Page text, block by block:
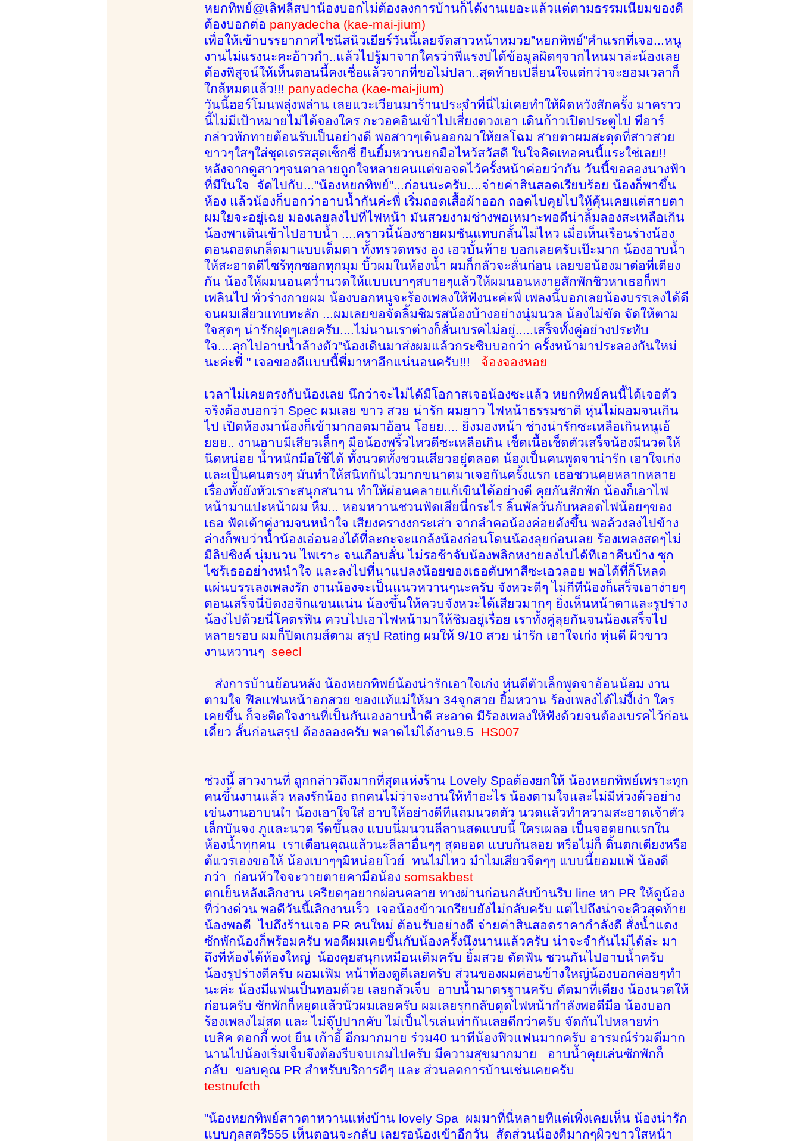
หยกทิพย์@เลิฟลี่สปาน้องบอกไม่ต้องลงการบ้านก็ได้งานเยอะแล้วแต่ตามธรรมเนียมของดี
ต้องบอกต่อ panyadecha (kae-mai-jium)
เพื่อให้เข้าบรรยากาศไชนีสนิวเยียร์วันนี้เลยจัดสาวหน้าหมวย”หยกทิพย์”คำแรกที่เจอ...หนู
งานไม่แรงนะคะอ้าวกำ..แล้วไปรู้มาจากใครว่าพี่แรงปได้ข้อมูลผิดๆจากไหนมาล่ะน้องเลย
ต้องพิสูจน์ให้เห็นตอนนี้คงเชื่อแล้วจากที่ขอไม่ปลา..สุดท้ายเปลี่ยนใจแต่กว่าจะยอมเวลาก็
ใกล้หมดแล้ว!!! panyadecha (kae-mai-jium)
วันนี้ฮอร์โมนพลุ่งพล่าน เลยแวะเวียนมาร้านประจำที่นี่ไม่เคยทำให้ผิดหวังสักครั้ง มาคราว
นี้ไม่มีเป้าหมายไม่ได้จองใคร กะวอคอินเข้าไปเสี่่ยงดวงเอา เดินก้าวเปิดประตูไป พีอาร์
กล่าวทักทายต้อนรับเป็นอย่างดี พอสาวๆเดินออกมาให้ยลโฉม สายตาผมสะดุดที่สาวสวย
ขาวๆใสๆใส่ชุดเดรสสุดเซ็กซี่ ยืนยิ้มหวานยกมือไหว้สวัสดี ในใจคิดเทอคนนี้แระใช่เลย!!
หลังจากดูสาวๆจนตาลายถูกใจหลายคนแต่ขอจดไว้ครั้งหน้าค่อยว่ากัน วันนี้ขอลองนางฟ้า
ที่มีในใจ จัดไปกับ..."น้องหยกทิพย์"...ก่อนนะครับ....จ่ายค่าสินสอดเรียบร้อย น้องก็พาขึ้น
ห้อง แล้วน้องก็บอกว่าอาบน้ำกันค่ะพี่ เริ่มถอดเสื้อผ้าออก ถอดไปคุยไปให้คุ้นเคยแต่สายตา
ผมใยจะอยู่เฉย มองเลยลงไปที่ไฟหน้า มันสวยงามช่างพอเหมาะพอดีน่าลิ้มลองสะเหลือเกิน
น้องพาเดินเข้าไปอาบน้ำ ....คราวนี้น้องชายผมชันแทบกลั้นไม่ไหว เมื่อเห็นเรือนร่างน้อง
ตอนถอดเกล็ดมาแบบเต็มตา ทั้งทรวดทรง อง เอวบั้นท้าย บอกเลยครับเป๊ะมาก น้องอาบน้ำ
ให้สะอาดดีไซร้ทุกซอกทุกมุม บิ้วผมในห้องน้ำ ผมก็กลัวจะลั่นก่อน เลยขอน้องมาต่อที่เตียง
กัน น้องให้ผมนอนคว่ำนวดให้แบบเบาๆสบายๆแล้วให้ผมนอนหงายสักพักชิวหาเธอก็พา
เพลินไป ทั่วร่างกายผม น้องบอกหนูจะร้องเพลงให้ฟังนะค่ะพี่ เพลงนี้บอกเลยน้องบรรเลงได้ดี
จนผมเสียวแทบทะลัก ...ผมเลยขอจัดลิ้มชิมรสน้องบ้างอย่างนุ่มนวล น้องไม่ขัด จัดให้ตาม
ใจสุดๆ น่ารักฝุดๆเลยครับ....ไม่นานเราต่างก็ลั่นเบรคไม่อยู่.....เสร็จทั้งคู่อย่างประทับ
ใจ....ลุกไปอาบน้ำล้างตัว"น้องเดินมาส่งผมแล้วกระซิบบอกว่า ครั้งหน้ามาประลองกันใหม่
นะค่ะพี่ " เจอของดีแบบนี้พี่มาหาอีกแน่นอนครับ!!!
จ้องจองหอย
เวลาไม่เคยตรงกับน้องเลย นึกว่าจะไม่ได้มีโอกาสเจอน้องซะแล้ว หยกทิพย์คนนี้ได้เจอตัว
จริงต้องบอกว่า Spec ผมเลย ขาว สวย น่ารัก ผมยาว ไฟหน้าธรรมชาติ หุ่นไม่ผอมจนเกิน
ไป เปิดห้องมาน้องก็เข้ามากอดมาอ้อน โอยย.... ยิ่งมองหน้า ช่างน่ารักซะเหลือเกินหนูเอ้
ยยย.. งานอาบมีเสียวเล็กๆ มือน้องพริ้วไหวดีซะเหลือเกิน เช็ดเนื้อเช็ดตัวเสร็จน้องมีนวดให้
นิดหน่อย น้ำหนักมือใช้ได้ ทั้งนวดทั้งชวนเสียวอยู่ตลอด น้องเป็นคนพูดจาน่ารัก เอาใจเก่ง
และเป็นคนตรงๆ มันทำให้สนิทกันไวมากขนาดมาเจอกันครั้งแรก เธอชวนคุยหลากหลาย
เรื่องทั้งยังหัวเราะสนุกสนาน ทำให้ผ่อนคลายแก้เขินได้อย่างดี คุยกันสักพัก น้องก็เอาไฟ
หน้ามาแปะหน้าผม หืม... หอมหวานชวนฟัดเสียนี่กระไร ลิ้นพัลวันกับหลอดไฟน้อยๆของ
เธอ ฟัดเต้าคู่งามจนหนำใจ เสียงครางงกระเส่า จากลำคอน้องค่อยดังขึ้น พอล้วงลงไปข้าง
ล่างก็พบว่าน้ำน้องเอ่อนองได้ที่ละกะจะแกล้งน้องก่อนโดนน้องลุยก่อนเลย ร้องเพลงสดๆไม่
มีลิปซิงค์ นุ่มนวน ไพเราะ จนเกือบลั่น ไม่รอช้าจับน้องพลิกหงายลงไปได้ทีเอาคืนบ้าง ซุก
ไซร้เธออย่างหนำใจ และลงไปที่นาแปลงน้อยของเธอตับทาสีซะเอวลอย พอได้ที่ก็โหลด
แผ่นบรรเลงเพลงรัก งานน้องจะเป็นแนวหวานๆนะครับ จังหวะดีๆ ไม่กี่ทีน้องก็เสร็จเอาง่ายๆ
ตอนเสร็จนี่บิดงอจิกแขนแน่น น้องขึ้นให้ควบจังหวะได้เสียวมากๆ ยิ่งเห็นหน้าตาและรูปร่าง
น้องไปด้วยนี่โคตรฟิน ควบไปเอาไฟหน้ามาให้ชิมอยู่เรื่อย เราทั้งคู่ลุยกันจนน้องเสร็จไป
หลายรอบ ผมก็ปิดเกมส์ตาม สรุป Rating ผมให้ 9/10 สวย น่ารัก เอาใจเก่ง หุ่นดี ผิวขาว
งานหวานๆ seecl
ส่งการบ้านย้อนหลัง น้องหยกทิพย์น้องน่ารักเอาใจเก่ง หุ่นดีตัวเล็กพูดจาอ้อนน้อม งาน
ตามใจ ฟิลแฟนหน้าอกสวย ของแท้แม่ให้มา 34จุกสวย ยิ้มหวาน ร้องเพลงได้ไม่งี้เง่า ใคร
เคยขึ้น ก็จะติดใจงานที่เป็นกันเองอาบน้ำดี สะอาด มีร้องเพลงให้ฟังด้วยจนต้องเบรคไว้ก่อน
เดี๋ยว ลั้นก่อนสรุป ต้องลองครับ พลาดไม่ได้งาน9.5 HS007
ช่วงนี้ สาวงานที่ ถูกกล่าวถึงมากที่สุดแห่งร้าน Lovely Spaต้องยกให้ น้องหยกทิพย์เพราะทุก
คนขึ้นงานแล้ว หลงรักน้อง ถกคนไม่ว่าจะงานให้ทำอะไร น้องตามใจและไม่มีห่วงต้วอย่าง
เข่นงานอาบนเำ น้องเอาใจใส่ อาบให้อย่างดีทีแถมนวดตัว นวดแล้วทำความสะอาดเจ้าตัว
เล็กบันจง ภูและนวด รีดขึ้นลง แบบนิ่มนวนลีลานสดแบบนี้ ใครเผลอ เป็นจอดยกแรกใน
ห้องน้ำทุกคน เราเตือนคุณแล้วนะลีลาอื่นๆๆ สุดยอด แบบก้นลอย หรือไม่ก็ ดิ้นตกเตียงหรือ
ต้แวรเองขอให้ น้องเบาๆๆมิหน่อยโวย์ ทนไม่ไหว มำไมเสียวจีดๆๆ แบบนี้ยอมแพ้ น้องดี
กว่า ก่อนหัวใจจะวายตายคามือน้อง somsakbest
ตกเย็นหลังเลิกงาน เครียดๆอยากผ่อนคลาย ทางผ่านก่อนกลับบ้านรีบ line หา PR ให้ดูน้อง
ที่ว่างด่วน พอดีวันนี้เลิกงานเร็ว เจอน้องข้าวเกรียบยังไม่กลับครับ แต่ไปถึงน่าจะคิวสุดท้าย
น้องพอดี ไปถึงร้านเจอ PR คนใหม่ ต้อนรับอย่างดี จ่ายค่าสินสอดราคากำลังดี สั่งน้ำแดง
ซักพักน้องก็พร้อมครับ พอดีผมเคยขึ้นกับน้องครั้งนึงนานแล้วครับ น่าจะจำกันไม่ได้ล่ะ มา
ถึงที่ห้องได้ห้องใหญ่ น้องคุยสนุกเหมือนเดิมครับ ยิ้มสวย ดัดฟัน ชวนกันไปอาบน้ำครับ
น้องรูปร่างดีครับ ผอมเฟิม หน้าท้องดูดีเลยครับ ส่วนของผมค่อนข้างใหญ่น้องบอกค่อยๆทำ
นะค่ะ น้องมีแฟนเป็นทอมด้วย เลยกลัวเจ็บ อาบน้ำมาตรฐานครับ ตัดมาที่เตียง น้องนวดให้
ก่อนครับ ซักพักก็หยุดแล้วนัวผมเลยครับ ผมเลยรุกกลับดูดไฟหน้ากำลังพอดีมือ น้องบอก
ร้องเพลงไม่สด และ ไม่จุ๊ปปากคับ ไม่เป็นไรเล่นท่ากันเลยดีกว่าครับ จัดกันไปหลายท่า
เบสิค ดอกกี้ wot ยืน เก้าอี้ อีกมากมาย ร่วม40 นาทีน้องฟิวแฟนมากครับ อารมณ์ร่วมดีมาก
นานไปน้องเริ่มเจ็บจึงต้องรีบจบเกมไปครับ มีความสุขมากมาย อาบน้ำคุยเล่นซักพักก็
กลับ ขอบคุณ PR สำหรับบริการดีๆ และ ส่วนลดการบ้านเช่นเคยครับ
testnufcth
"น้องหยกทิพย์สาวตาหวานแห่งบ้าน lovely Spa ผมมาที่นี่หลายทีแต่เพิ่งเคยเห็น น้องน่ารัก
แบบกุลสตรี555 เห็นตอนจะกลับ เลยรอน้องเข้าอีกวัน สัดส่วนน้องดีมากๆผิวขาวใสหน้า